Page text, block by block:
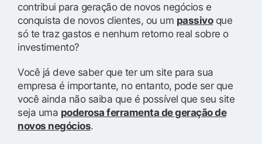
contribui para geração de novos negócios e
conquista de novos clientes, ou um passivoque
só te traz gastos e nenhum retorno real sobre o
investimento?
Você já deve saber que ter um site para sua
empresa é importante, no entanto, pode ser que
você ainda não saiba que é possível que seu site
seja uma poderosa ferramenta de geração de
novos negócios.